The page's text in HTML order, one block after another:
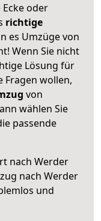
oder
richtige
es Umzüge von
Wenn Sie nicht
Lösung für
Fragen wollen,
von
wählen Sie
passende
nach Werder
nach Werder
und